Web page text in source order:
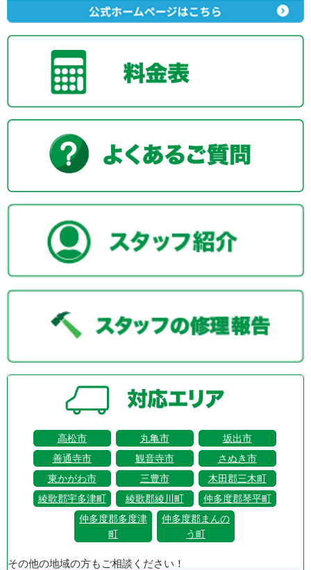
高松市 丸亀市
坂出市
善通寺市
観音寺市
さぬき市
東かがわ市
三豊市
木田郡三木町
綾歌郡宇多津町
綾歌郡綾川町
仲多度郡琴平町
仲多度郡多度津
町
仲多度郡まんの
う町
その他の地域の方もご相談ください！